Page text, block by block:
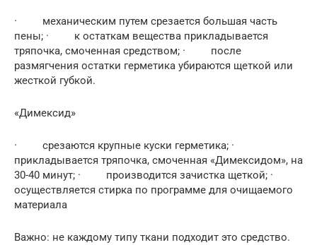
· механическим путем срезается большая часть
пены; · к остаткам вещества прикладывается
тряпочка, смоченная средством; · после
размягчения остатки герметика убираются щеткой или
жесткой губкой.
«Димексид»
· срезаются крупные куски герметика; ·
прикладывается тряпочка, смоченная «Димексидом», на
30-40 минут; · производится зачистка щеткой; ·
осуществляется стирка по программе для очищаемого
материала
Важно: не каждому типу ткани подходит это средство.